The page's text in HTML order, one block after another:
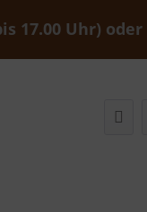
17.00 Uhr) oder